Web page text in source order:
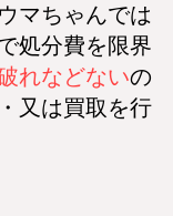
マちゃんでは
処分費を限界
れなどないの
又は買取を行